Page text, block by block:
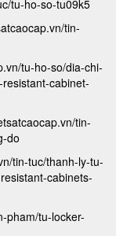
tu-ho-so-tu09k5
tin-
tu-ho-so/dia-chi-
cabinet-
tin-
do
tin-tuc/thanh-ly-tu-
cabinets-
pham/tu-locker-